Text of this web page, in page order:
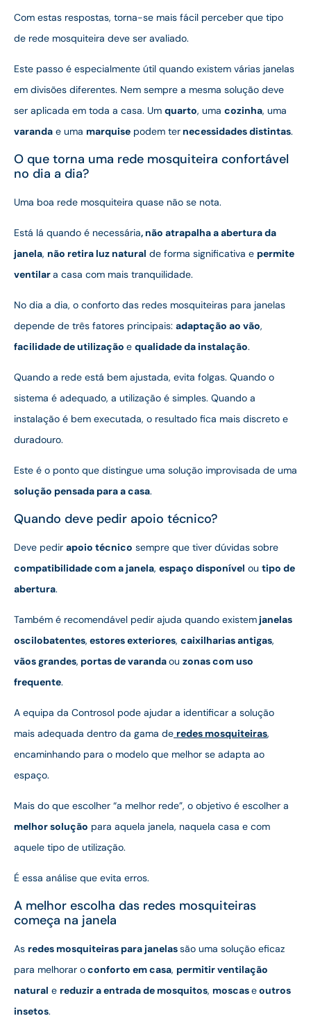
Com estas respostas, torna-se mais fácil perceber que tipo
de rede mosquiteira deve ser avaliado.
Este passo é especialmente útil quando existem várias janelas
em divisões diferentes. Nem sempre a mesma solução deve
ser aplicada em toda a casa. Um quarto, uma cozinha, uma
varanda e uma marquise podem ter necessidades distintas.
O que torna uma rede mosquiteira confortável
no dia a dia?
Uma boa rede mosquiteira quase não se nota.
Está lá quando é necessária, não atrapalha a abertura da
janela, não retira luz natural de forma significativa e permite
ventilara casa com mais tranquilidade.
No dia a dia, o conforto das redes mosquiteiras para janelas
depende de três fatores principais: adaptação ao vão,
facilidade de utilização e qualidade da instalação.
Quando a rede está bem ajustada, evita folgas. Quando o
sistema é adequado, a utilização é simples. Quando a
instalação é bem executada, o resultado fica mais discreto e
duradouro.
Este é o ponto que distingue uma solução improvisada de uma
solução pensada para a casa.
Quando deve pedir apoio técnico?
Deve pedir apoio técnico sempre que tiver dúvidas sobre
compatibilidade com a janela, espaço disponível ou tipo de
abertura.
Também é recomendável pedir ajuda quando existemjanelas
oscilobatentes, estores exteriores, caixilharias antigas,
vãos grandes, portas de varandaou zonas com uso
frequente.
A equipa da Controsol pode ajudar a identificar a solução
mais adequada dentro da gama de redes mosquiteiras,
encaminhando para o modelo que melhor se adapta ao
espaço.
Mais do que escolher “a melhor rede”, o objetivo é escolher a
melhor solução para aquela janela, naquela casa e com
aquele tipo de utilização.
É essa análise que evita erros.
A melhor escolha das redes mosquiteiras
começa na janela
As redes mosquiteiras para janelassão uma solução eficaz
para melhorar oconforto em casa, permitir ventilação
natural e reduzir a entrada de mosquitos, moscaseoutros
insetos.